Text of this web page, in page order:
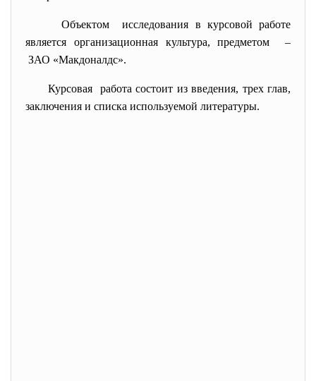
Объектом исследования в курсовой работе
является организационная культура, предметом –
ЗАО «Макдоналдс».
Курсовая работа состоит из введения, трех глав,
заключения и списка используемой литературы.